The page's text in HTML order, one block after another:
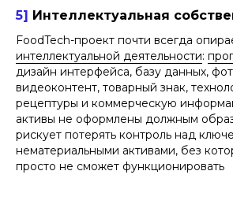
5] Интеллектуальная
FoodTech-проект почти всегда
интеллектуальной деятельности:
дизайн интерфейса, базу данных,
видеоконтент, товарный знак,
рецептуры и коммерческую
активы не оформлены должным
рискует потерять контроль над
нематериальными активами, без
просто не сможет функционировать